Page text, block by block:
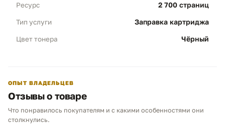
рабочий цикл, на 100% соответствующий
параметрам нового оригинального
Выгода:
02 Полная профилактика
Чистота печати:
Ресурс 2 700 страниц
Тип услуги Заправка картриджа
Цвет тонера Чёрный
ОПЫТ ВЛАДЕЛЬЦЕВ
Отзывы о товаре
Что понравилось покупателям и с какими особенностями они
столкнулись.